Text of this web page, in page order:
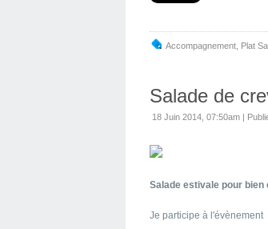
Accompagnement Plat
Salade de
18 Juin 2014, 07:50am |
Salade estivale pour
Je participe à l'évènement